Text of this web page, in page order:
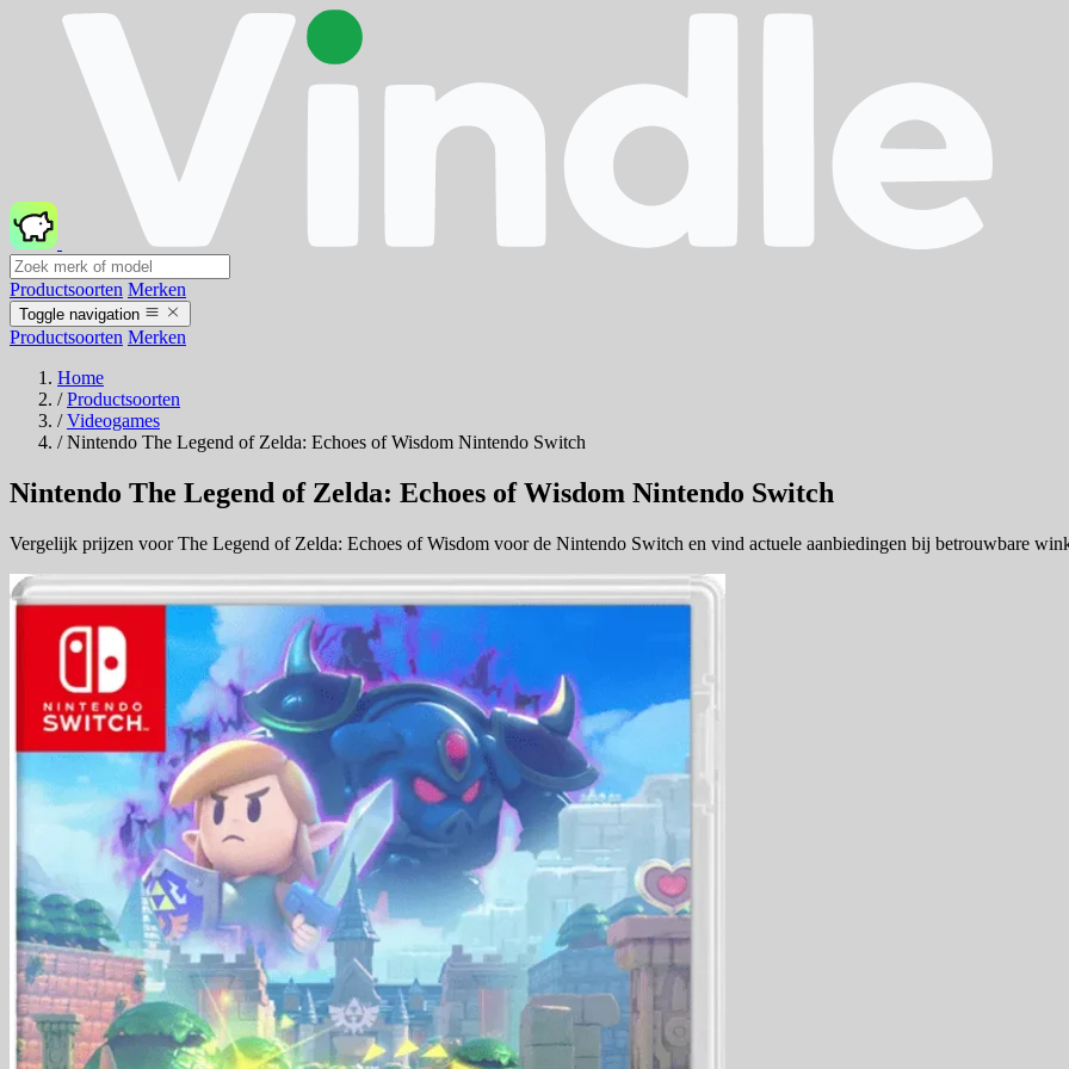
Productsoorten Merken
Toggle navigation
Productsoorten Merken
Home
/ Productsoorten
/ Videogames
/ Nintendo The Legend of Zelda: Echoes of Wisdom Nintendo Switch
Nintendo The Legend of Zelda: Echoes of Wisdom Nintendo Switch
Vergelijk prijzen voor The Legend of Zelda: Echoes of Wisdom voor de Nintendo Switch en vind actuele aanbiedingen bij betrouwbare